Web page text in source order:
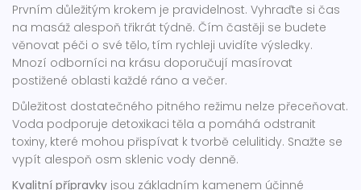
Prvním důležitým krokem je pravidelnost. Vyhraďte si čas
na masáž alespoň třikrát týdně. Čím častěji se budete
věnovat péči o své tělo, tím rychleji uvidíte výsledky.
Mnozí odborníci na krásu doporučují masírovat
postižené oblasti každé ráno a večer.
Důležitost dostatečného pitného režimu nelze přeceňovat.
Voda podporuje detoxikaci těla a pomáhá odstranit
toxiny, které mohou přispívat k tvorbě celulitidy. Snažte se
vypít alespoň osm sklenic vody denně.
Kvalitní přípravky jsou základním kamenem účinné